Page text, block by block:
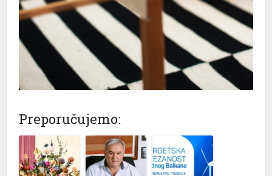
Preporučujemo: